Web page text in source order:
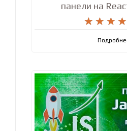
панели на
   
   